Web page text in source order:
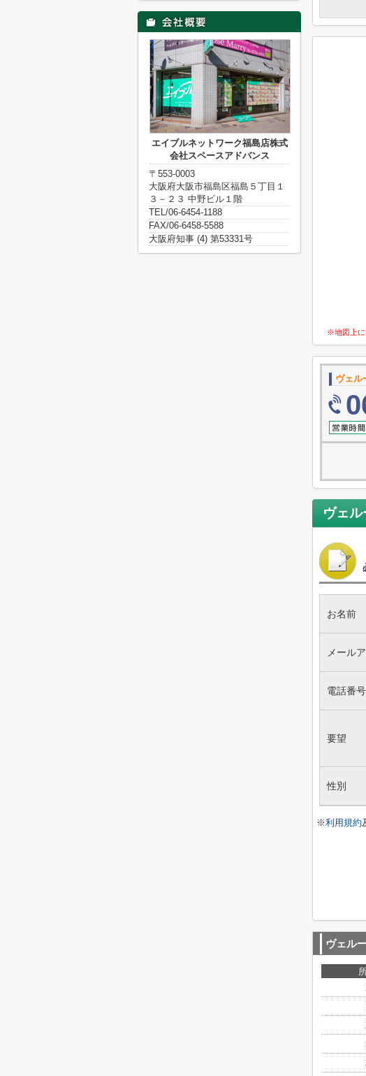
※地図上に
ヴェル
ヴェ
お名前
メール
電話番号
要望
性別
※利用規約
ヴェル
エイブルネットワーク福島店株式
会社スペースアドバンス
〒553-0003
大阪府大阪市福島区福島５丁目１
３－２３ 中野ビル１階
TEL/06-6454-1188
FAX/06-6458-5588
大阪府知事 (4) 第53331号